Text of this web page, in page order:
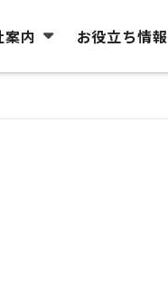
案内 お役立ち情報